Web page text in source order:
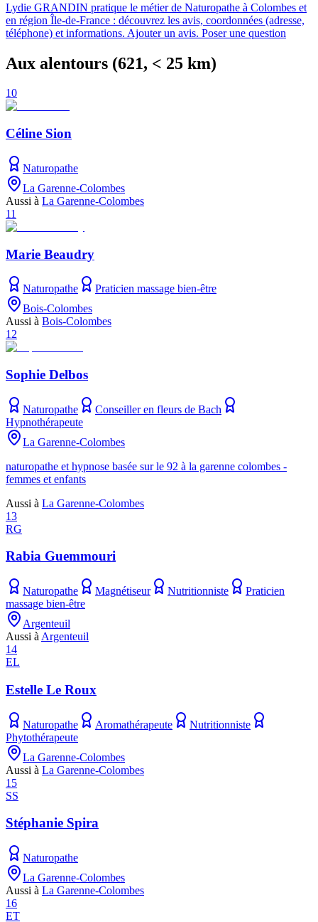
Lydie GRANDIN pratique le métier de Naturopathe à Colombes et
en région Île-de-France : découvrez les avis, coordonnées (adresse,
téléphone) et informations. Ajouter un avis. Poser une question
Aux alentours (621, < 25 km)
10
Céline Sion
Naturopathe
La Garenne-Colombes
Aussi à La Garenne-Colombes
11
Marie Beaudry
Naturopathe
Praticien massage bien-être
Bois-Colombes
Aussi à Bois-Colombes
12
Sophie Delbos
Naturopathe
Conseiller en fleurs de Bach
Hypnothérapeute
La Garenne-Colombes
naturopathe et hypnose basée sur le 92 à la garenne colombes -
femmes et enfants
Aussi à La Garenne-Colombes
13
RG
Rabia Guemmouri
Naturopathe Magnétiseur Nutritionniste
Praticien
massage bien-être
Argenteuil
Aussi à Argenteuil
14
EL
Estelle Le Roux
Naturopathe Aromathérapeute
Nutritionniste
Phytothérapeute
La Garenne-Colombes
Aussi à La Garenne-Colombes
15
SS
Stéphanie Spira
Naturopathe
La Garenne-Colombes
Aussi à La Garenne-Colombes
16
ET